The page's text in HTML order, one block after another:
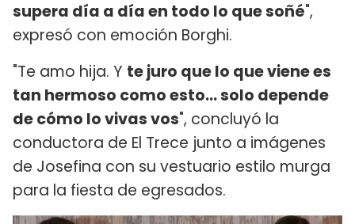
supera día a día en todo lo que soñé",
expresó con emoción Borghi.
"Te amo hija. Y te juro que lo que viene es
tan hermoso como esto... solo depende
de cómo lo vivas vos", concluyó la
conductora de El Trece junto a imágenes
de Josefina con su vestuario estilo murga
para la fiesta de egresados.